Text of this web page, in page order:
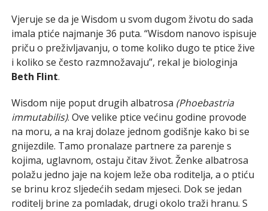
Vjeruje se da je Wisdom u svom dugom životu do sada
imala ptiće najmanje 36 puta. “Wisdom nanovo ispisuje
priču o preživljavanju, o tome koliko dugo te ptice žive
i koliko se često razmnožavaju”, rekal je biologinja
Beth Flint.
Wisdom nije poput drugih albatrosa (Phoebastria
immutabilis). Ove velike ptice većinu godine provode
na moru, a na kraj dolaze jednom godišnje kako bi se
gnijezdile. Tamo pronalaze partnere za parenje s
kojima, uglavnom, ostaju čitav život. Ženke albatrosa
polažu jedno jaje na kojem leže oba roditelja, a o ptiću
se brinu kroz sljedećih sedam mjeseci. Dok se jedan
roditelj brine za pomladak, drugi okolo traži hranu. S